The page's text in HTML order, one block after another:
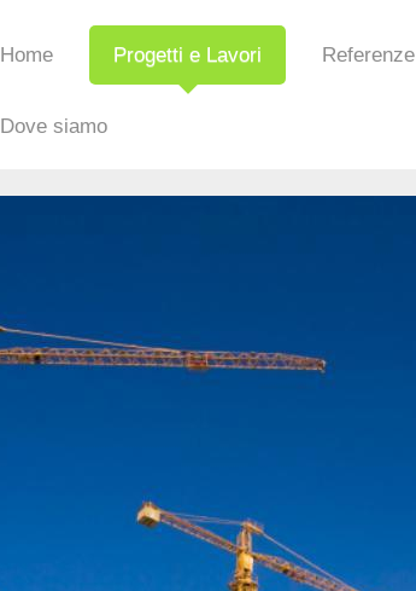
Home Progetti e Lavori Referenze
Dove siamo